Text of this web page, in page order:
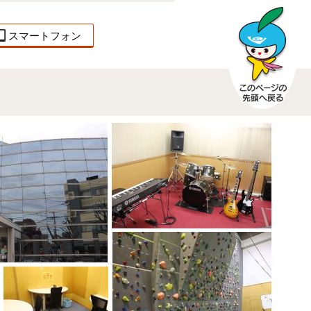
スマートフォン